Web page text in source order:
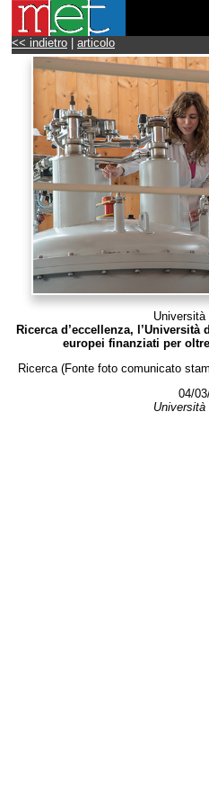
<< indietro articolo
Università
Ricerca d’eccellenza,
europei finanziati per
Ricerca (Fonte foto comunicato
04/
Università